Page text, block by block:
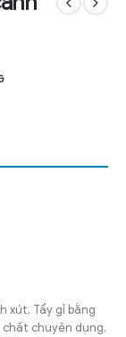
xút, Tẩy gỉ bằng
chuyên dụng,